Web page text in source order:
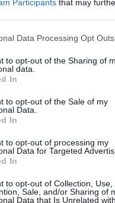
Participants that may
that this website/app uses
to your visit or usage
consent to Google and its
for below specified
Data Processing Opt Outs
to opt-out of the Sharing of
data.
In
to opt-out of the Sale of my
Data.
In
to opt-out of processing my
Data for Targeted
In
to opt-out of Collection, Use,
Sale, and/or Sharing of
Data that Is Unrelated
κάτι
σύγχρονες
αυτά τα
οι οποίες
συνδεσιμότητα
of Product της
σε αυτή την
«Το Wi-Fi